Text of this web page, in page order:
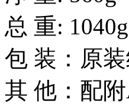
总 重:
包 装：原
其 他：配